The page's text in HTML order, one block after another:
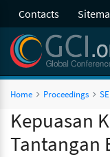
Contacts
Home Proceedings
Kepuasan
Tantangan